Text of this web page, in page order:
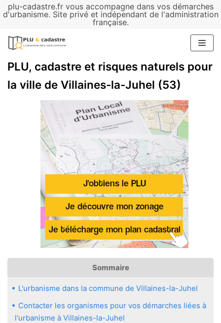
plu-cadastre.fr vous accompagne dans vos démarches
d'urbanisme. Site privé et indépendant de l'administration
française.
Aller
contenu
PLU, cadastre et risques naturels pour
la ville de Villaines-la-Juhel (53)
Sommaire
L'urbanisme dans la commune de Villaines-la-Juhel
Contacter les organismes pour vos démarches liées à
l'urbanisme à Villaines-la-Juhel